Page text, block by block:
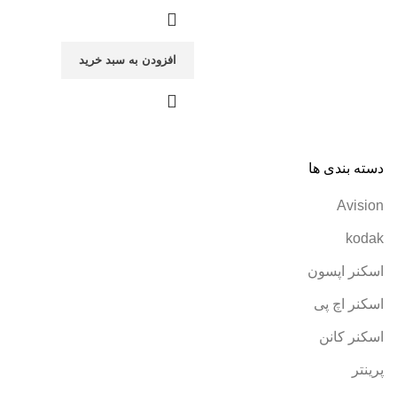
دسته بندی ها
Avision
kodak
اسکنر اپسون
اسکنر اچ پی
اسکنر کانن
پرینتر
افزودن به سبد خرید